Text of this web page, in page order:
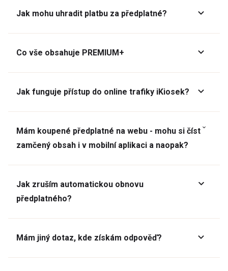
Jak mohu uhradit platbu za předplatné?
Co vše obsahuje PREMIUM+
Jak funguje přístup do online trafiky iKiosek?
Mám koupené předplatné na webu - mohu si číst
zamčený obsah i v mobilní aplikaci a naopak?
Jak zruším automatickou obnovu
předplatného?
Mám jiný dotaz, kde získám odpověď?